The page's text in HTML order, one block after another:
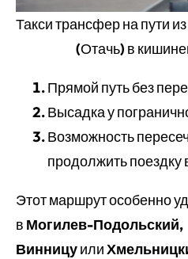
Такси трансфер на пути
(Отачь) в
Прямой путь без
Высадка у
Возможность
продолжить поездку
Этот маршрут особенно
в Могилев-Подольский,
Винницуили